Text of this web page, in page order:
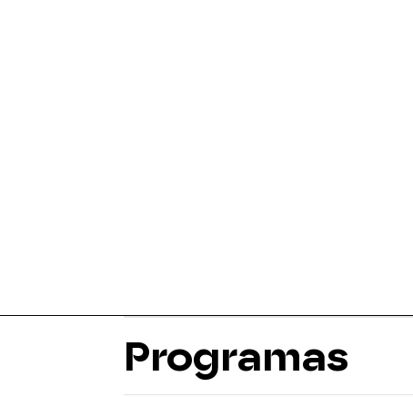
Programas